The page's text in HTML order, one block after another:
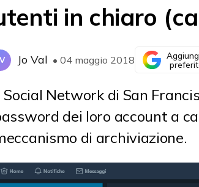
in chiaro
Jo Val • 04 maggio 2018
Social Network di San
dei loro account a
di archiviazione.